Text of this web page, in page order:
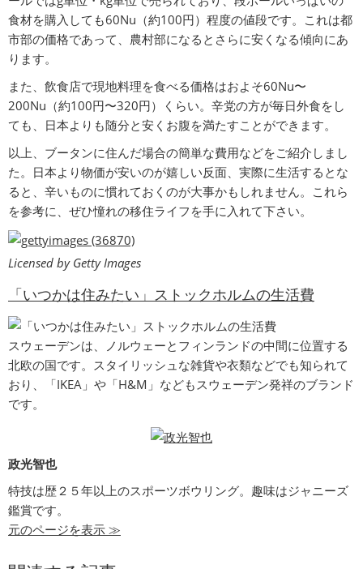
食材を購入しても60Nu（約100円）程度の値段です。これは都
市部の価格であって、農村部になるとさらに安くなる傾向にあ
ります。
また、飲食店で現地料理を食べる価格はおよそ60Nu〜
200Nu（約100円〜320円）くらい。辛党の方が毎日外食をし
ても、日本よりも随分と安くお腹を満たすことができます。
以上、ブータンに住んだ場合の簡単な費用などをご紹介しまし
た。日本より物価が安いのが嬉しい反面、実際に生活するとな
ると、辛いものに慣れておくのが大事かもしれません。これら
を参考に、ぜひ憧れの移住ライフを手に入れて下さい。
Licensed by Getty Images
「いつかは住みたい」ストックホルムの生活費
スウェーデンは、ノルウェーとフィンランドの中間に位置する
北欧の国です。スタイリッシュな雑貨や衣類などでも知られて
おり、「IKEA」や「H&M」などもスウェーデン発祥のブランド
です。
政光智也
特技は歴２５年以上のスポーツボウリング。趣味はジャニーズ
鑑賞です。
元のページを表示 ≫